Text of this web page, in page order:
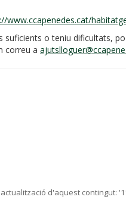
www.ccapenedes.cat/
suficients o teniu dificultats,
correu a
d'aquest contingut: